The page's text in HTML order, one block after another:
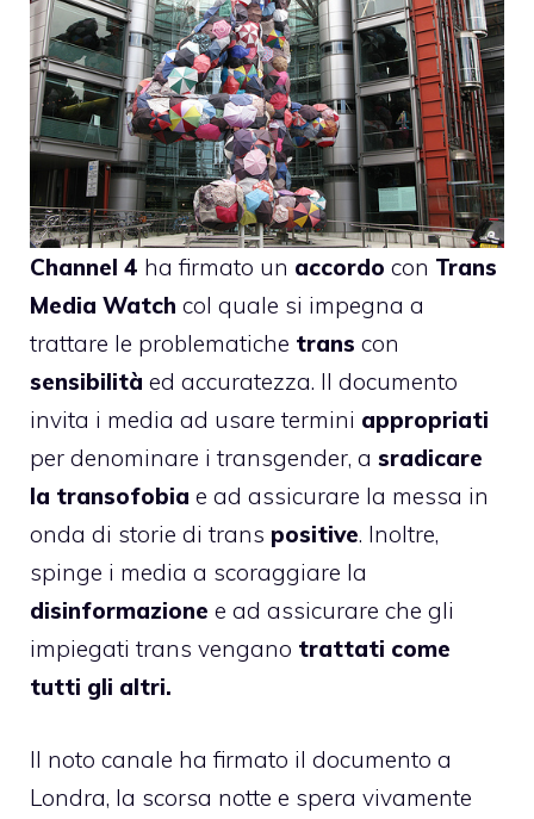
Channel 4 ha firmato un accordo con Trans
Media Watch col quale si impegna a
trattare le problematiche trans con
sensibilità ed accuratezza. Il documento
invita i media ad usare termini appropriati
per denominare i transgender, a sradicare
la transofobia e ad assicurare la messa in
onda di storie di trans positive. Inoltre,
spinge i media a scoraggiare la
disinformazione e ad assicurare che gli
impiegati trans vengano trattati come
tutti gli altri.
Il noto canale ha firmato il documento a
Londra, la scorsa notte e spera vivamente